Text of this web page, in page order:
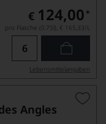
€ 124,00 *
pro Flasche (0.75l), € 165,33/L
Lebensmittel­angaben
Angles